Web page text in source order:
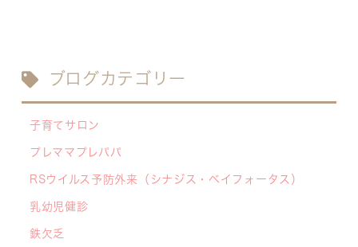
2026/07/13
【お知らせ】川崎市の「麻しん（はしか）対策事
2026/07/07
【デジタル診察券に移行します】
2026/06/16
ブログカテゴリー
子育てサロン
プレママプレパパ
RSウイルス予防外来（シナジス・ベイフォータス）
乳幼児健診
鉄欠乏